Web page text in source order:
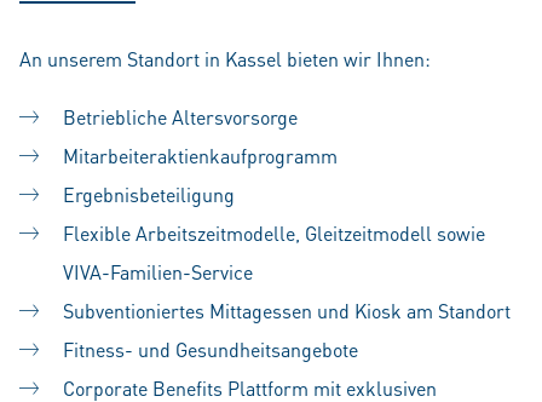
An unserem Standort in Kassel bieten wir Ihnen:
Betriebliche Altersvorsorge
Mitarbeiteraktienkaufprogramm
Ergebnisbeteiligung
Flexible Arbeitszeitmodelle, Gleitzeitmodell sowie
VIVA-Familien-Service
Subventioniertes Mittagessen und Kiosk am Standort
Fitness- und Gesundheitsangebote
Corporate Benefits Plattform mit exklusiven